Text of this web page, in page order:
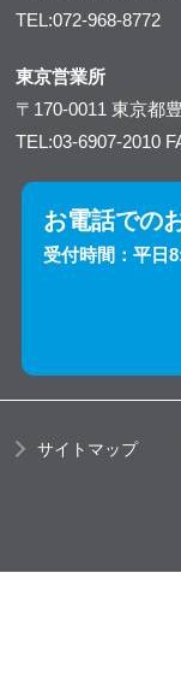
TEL:072-968-8772
東京営業所
〒170-0011東京都
TEL:03-6907-2010
お電話での
受付時間：平日
サイトマップ